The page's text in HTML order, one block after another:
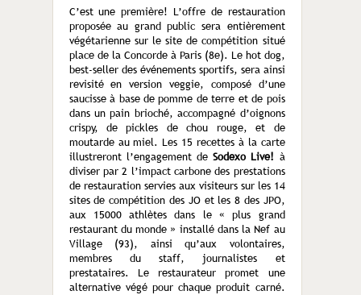
C’est une première! L’offre de restauration
proposée au grand public sera entièrement
végétarienne sur le site de compétition situé
place de la Concorde à Paris (8e). Le hot dog,
best-seller des événements sportifs, sera ainsi
revisité en version veggie, composé d’une
sau­cisse à base de pomme de terre et de pois
dans un pain brioché, accompagné d’oignons
crispy, de pickles de chou rouge, et de
moutarde au miel. Les 15 recettes à la carte
illustreront l’engagement deSodexo Live! à
diviser par 2 l’impact carbone des prestations
de restauration servies aux visiteurs sur les 14
sites de com­pétition des JO et les 8 des JPO,
aux 15000 athlètes dans le « plus grand
restaurant du monde » installé dans la Nef au
Village (93), ainsi qu’aux volontaires,
membres du staff, journalistes et
prestataires. Le restaurateur promet une
alternative végé pour chaque pro­duit carné.